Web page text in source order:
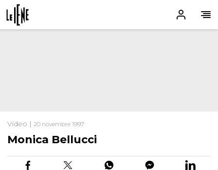
Video | 20 novembre 1997
Monica Bellucci